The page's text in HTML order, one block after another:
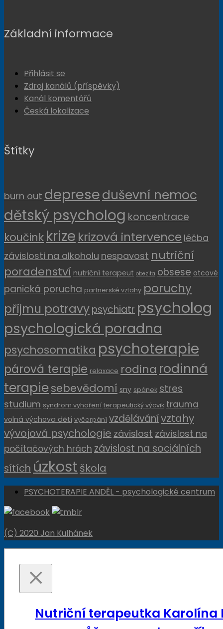
Základní informace
Přihlásit se
Zdroj kanálů (příspěvky)
Kanál komentářů
Česká lokalizace
Štítky
burn out depreseduševní nemoc
dětský psycholog koncentrace
koučink krize krizová intervence léčba
závislosti na alkoholu nespavost nutriční
poradenství nutriční terapeut obezita obsese otcové
panická porucha partnerské vztahy poruchy
příjmu potravypsychiatr psycholog
psychologická poradna
psychosomatika psychoterapie
párová terapie relaxace rodina rodinná
terapiesebevědomí sny spánek stres
studium syndrom vyhoření terapeutický výcvik trauma
volná výchova dětí vyčerpání vzdělávánívztahy
vývojová psychologie závislost závislost na
počítačových hrách závislost na sociálních
sítích úzkost škola
PSYCHOTERAPIE ANDĚL - psychologické centrum
(C) 2020 Jan Kulhánek
Nutriční terapeutka Karolína